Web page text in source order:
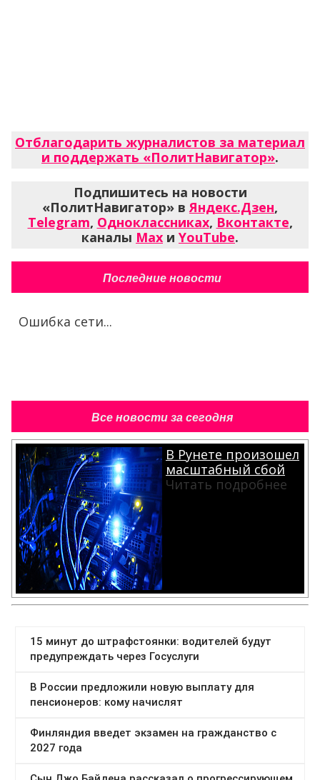
Отблагодарить журналистов за материал
и поддержать «ПолитНавигатор».
Подпишитесь на новости
«ПолитНавигатор» вЯндекс.Дзен,
Telegram, Одноклассниках, Вконтакте,
каналы Max и YouTube.
Последние новости
Ошибка сети...
Все новости за сегодня
В Рунете произошел
масштабный сбой
Читать подробнее